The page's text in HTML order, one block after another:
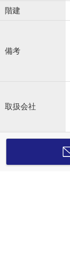
階建
備考
取扱会社